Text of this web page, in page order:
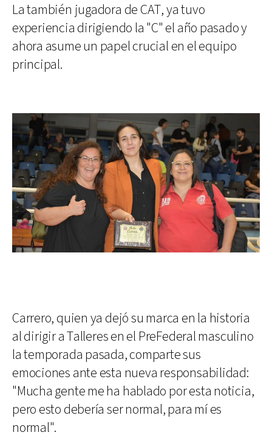
La también jugadora de CAT, ya tuvo
experiencia dirigiendo la "C" el año pasado y
ahora asume un papel crucial en el equipo
principal.
Carrero, quien ya dejó su marca en la historia
al dirigir a Talleres en el PreFederal masculino
la temporada pasada, comparte sus
emociones ante esta nueva responsabilidad:
"Mucha gente me ha hablado por esta noticia,
pero esto debería ser normal, para mí es
normal".